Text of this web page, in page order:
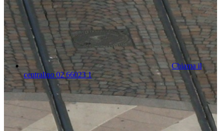
Chiama il
centralino 02 66023 1